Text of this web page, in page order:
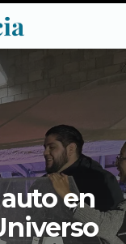
en